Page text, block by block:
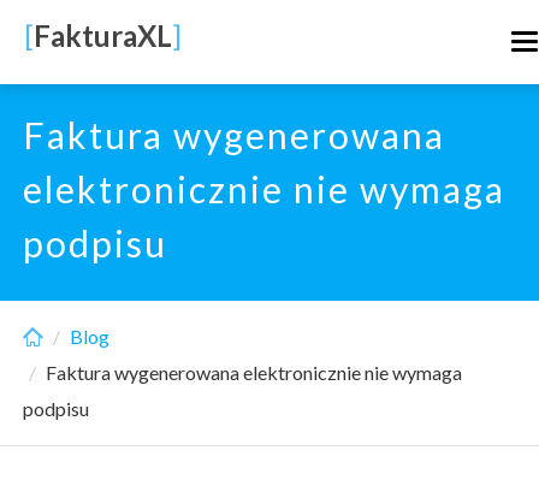
main
content
[FakturaXL]
Faktura wygenerowana
elektronicznie nie wymaga
podpisu
Blog
Faktura wygenerowana elektronicznie nie wymaga
podpisu